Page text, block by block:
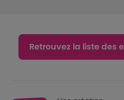
Retrouvez la liste des